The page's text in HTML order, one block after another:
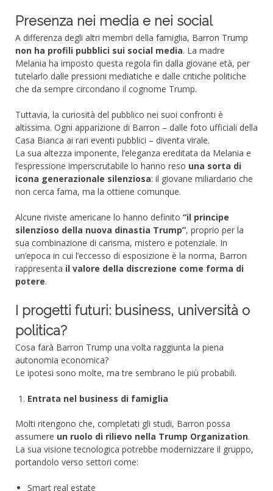
Presenza nei media e nei social
A differenza degli altri membri della famiglia, Barron Trump
non ha profili pubblici sui social media. La madre
Melania ha imposto questa regola fin dalla giovane età, per
tutelarlo dalle pressioni mediatiche e dalle critiche politiche
che da sempre circondano il cognome Trump.
Tuttavia, la curiosità del pubblico nei suoi confronti è
altissima. Ogni apparizione di Barron – dalle foto ufficiali della
Casa Bianca ai rari eventi pubblici – diventa virale.
La sua altezza imponente, l’eleganza ereditata da Melania e
l’espressione imperscrutabile lo hanno reso una sorta di
icona generazionale silenziosa: il giovane miliardario che
non cerca fama, ma la ottiene comunque.
Alcune riviste americane lo hanno definito “il principe
silenzioso della nuova dinastia Trump”, proprio per la
sua combinazione di carisma, mistero e potenziale. In
un’epoca in cui l’eccesso di esposizione è la norma, Barron
rappresenta il valore della discrezione come forma di
potere.
I progetti futuri: business, università o
politica?
Cosa farà Barron Trump una volta raggiunta la piena
autonomia economica?
Le ipotesi sono molte, ma tre sembrano le più probabili.
Entrata nel business di famiglia
Molti ritengono che, completati gli studi, Barron possa
assumere un ruolo di rilievo nella Trump Organization.
La sua visione tecnologica potrebbe modernizzare il gruppo,
portandolo verso settori come:
Smart real estate